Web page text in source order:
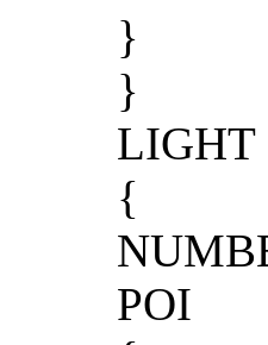
}
}
LIGHT
{
POI